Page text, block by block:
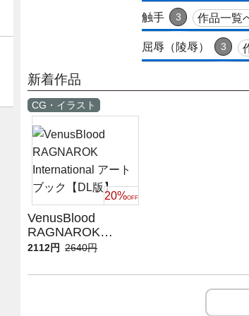
触手 3 作品一覧
屈辱（陵辱） 3
新着作品
CG・イラスト
20%OFF
VenusBlood
RAGNAROK
International アート
2112円 2640円